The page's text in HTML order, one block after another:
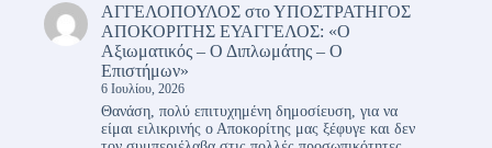
ΑΓΓΕΛΟΠΟΥΛΟΣ στοΥΠΟΣΤΡΑΤΗΓΟΣ
ΑΠΟΚΟΡΙΤΗΣ ΕΥΑΓΓΕΛΟΣ: «Ο
Αξιωματικός – Ο Διπλωμάτης – Ο
Επιστήμων»
6 Ιουλίου, 2026
Θανάση, πολύ επιτυχημένη δημοσίευση, για να
είμαι ειλικρινής ο Αποκορίτης μας ξέφυγε και δεν